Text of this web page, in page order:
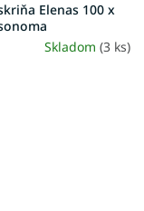
Elenas 100 x
Skladom (3 ks)